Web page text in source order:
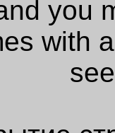
you
with